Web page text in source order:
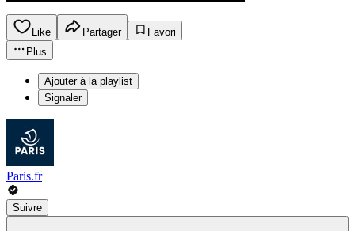
Like Partager
Favori
Plus
Ajouter à la playlist
Signaler
Paris.fr
Suivre